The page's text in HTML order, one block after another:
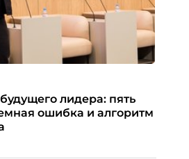
лидера: пять
ошибка и алгоритм